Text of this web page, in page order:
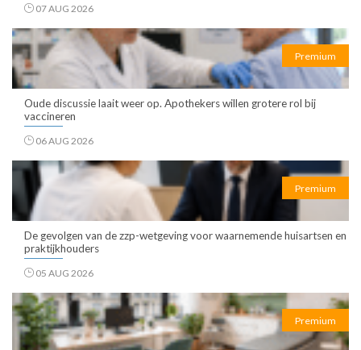
07 AUG 2026
Premium
Oude discussie laait weer op. Apothekers willen grotere rol bij
vaccineren
06 AUG 2026
Premium
De gevolgen van de zzp-wetgeving voor waarnemende huisartsen en
praktijkhouders
05 AUG 2026
Premium